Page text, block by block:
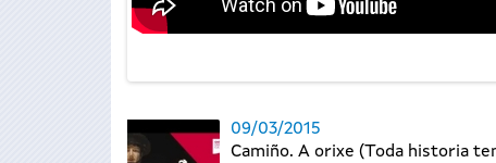
09/03/2015
Camiño. A orixe (Toda historia